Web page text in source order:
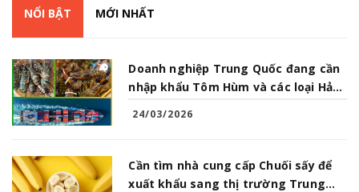
NỔI BẬT MỚI NHẤT
Doanh nghiệp Trung Quốc đang cần
nhập khẩu Tôm Hùm và các loại Hải
24/03/2026
Cần tìm nhà cung cấp Chuối sấy để
xuất khẩu sang thị trường Trung